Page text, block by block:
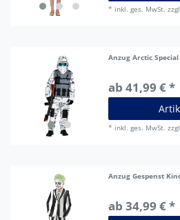
* inkl. ges. MwSt.
Anzug Arctic Special
ab 41,99 € *
* inkl. ges. MwSt.
Anzug Gespenst
ab 34,99 € *